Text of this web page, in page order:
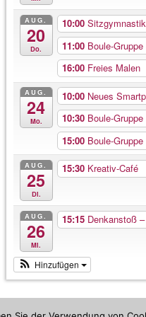
AUG.
20
Do.
10:00 Sitzgymnastik
11:00 Boule-
16:00 Freies Malen
AUG.
24
Mo.
10:00 Neues
10:30 Boule-
15:00 Boule-
AUG.
25
Di.
15:30 Kreativ-Café
AUG.
26
Mi.
15:15 Denkanstoß
Hinzufügen